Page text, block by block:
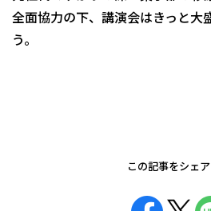
全面協力の下、講演会はきっと大
う。
この記事をシェ